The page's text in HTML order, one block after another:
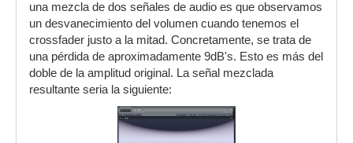
una mezcla de dos señales de audio es que observamos
un desvanecimiento del volumen cuando tenemos el
crossfader justo a la mitad. Concretamente, se trata de
una pérdida de aproximadamente 9dB's. Esto es más del
doble de la amplitud original. La señal mezclada
resultante seria la siguiente: